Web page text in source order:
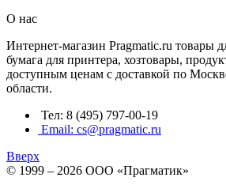
О нас
Интернет-магазин Pragmatic.ru товары
бумага для принтера, хозтовары,
доступным ценам с доставкой по
области.
Тел: 8 (495) 797-00-19
Email: cs@pragmatic.ru
Вверх
© 1999 – 2026 ООО «Прагматик»